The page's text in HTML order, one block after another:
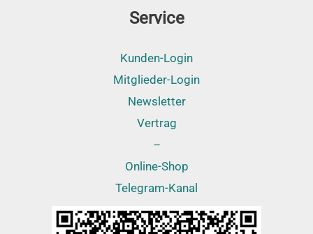
Service
Kunden-Login
Mitglieder-Login
Newsletter
Vertrag
–
Online-Shop
Telegram-Kanal